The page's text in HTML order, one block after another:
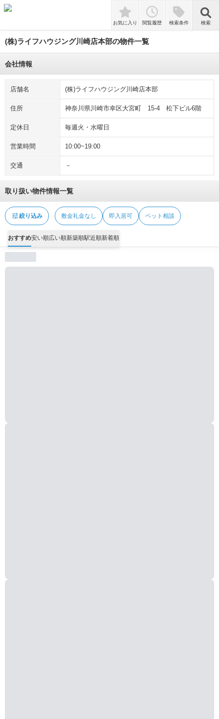
検索
お気に入り 閲覧履歴 検索条件 検索
(株)ライフハウジング川崎店本部の物件一覧
会社情報
店舗名 (株)ライフハウジング川崎店本部
住所 神奈川県川崎市幸区大宮町 15-4 松下ビル6階
定休日 毎週火・水曜日
営業時間 10:00~19:00
交通 －
取り扱い物件情報一覧
tune絞り込み 敷金礼金なし 即入居可 ペット相談
おすすめ安い順広い順新築順駅近順新着順
tune 即入居可 ペット相談